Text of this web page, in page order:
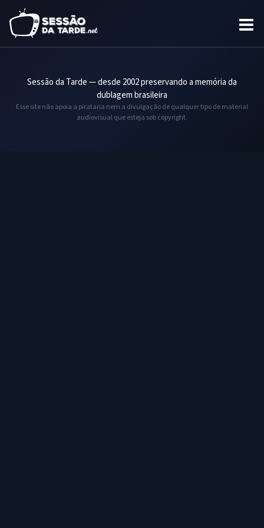
Sessão da Tarde — desde 2002 preservando a memória da
dublagem brasileira
Esse site não apoia a pirataria nem a divulgação de qualquer tipo de material
audiovisual que esteja sob copyright.